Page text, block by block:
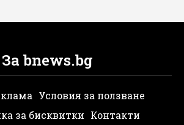
За bnews.bg
Условия за ползване
за бисквитки Контакти